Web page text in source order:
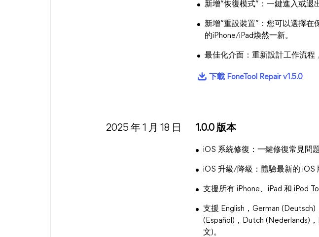
新增“恢復模式”：一鍵進入或退
新增“重設裝置”：您可以選擇
的iPhone/iPad煥然一新。
最佳化介面：重新設計工作流程
下載 FoneTool Repair v1.5.0
2025 年 1 月 18 日 1.0.0 版本
iOS 系統修復：一鍵修復常見問
iOS 升級/降級：體驗最新的 iOS
支援所有 iPhone、iPad 和 iPod
支援 English，German (Deutsch)
(Español)，Dutch (Nederlands)
文)。